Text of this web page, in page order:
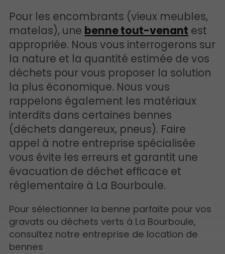
Pour les encombrants (vieux meubles,
matelas), une benne tout-venant est
appropriée. Nous vous interrogerons sur
la nature et la quantité estimée de vos
déchets pour vous proposer la solution
la plus économique. Nous vous
rappelons également les matériaux
interdits dans certaines bennes
(déchets dangereux, pneus). Faire
appel à notre entreprise spécialisée
vous évite les erreurs et garantit une
évacuation de déchet efficace et
réglementaire à La Bourboule.
Pour sélectionner la benne parfaite pour vos
gravats ou déchets verts à La Bourboule,
consultez notre entreprise de location de
bennes